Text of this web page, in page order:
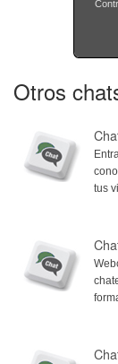
Otros
tus